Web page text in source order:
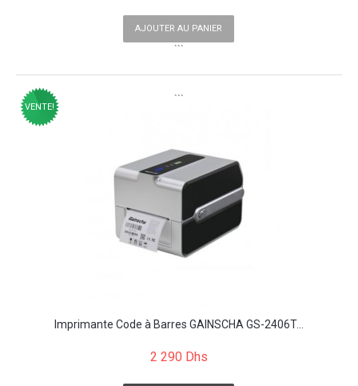
AJOUTER AU PANIER
```
```
VENTE!
Imprimante Code à Barres GAINSCHA GS-2406T...
2 290 Dhs